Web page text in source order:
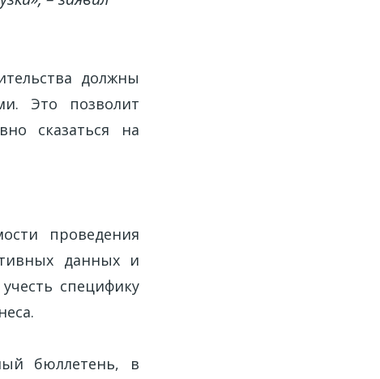
должны
Это позволит
сказаться на
проведения
данных и
специфику
бюллетень, в